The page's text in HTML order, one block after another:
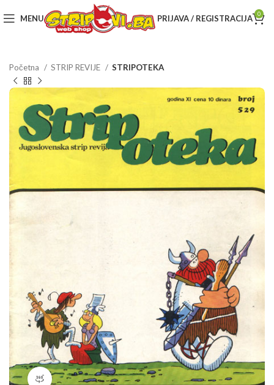
MENU PRIJAVA / REGISTRACIJA 0
Početna STRIP REVIJE STRIPOTEKA
360 product view